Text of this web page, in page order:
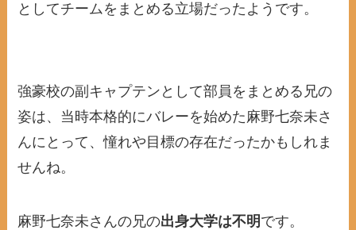
としてチームをまとめる立場だったようです。
強豪校の副キャプテンとして部員をまとめる兄の
姿は、当時本格的にバレーを始めた麻野七奈未さ
んにとって、憧れや目標の存在だったかもしれま
せんね。
麻野七奈未さんの兄の出身大学は不明 です。